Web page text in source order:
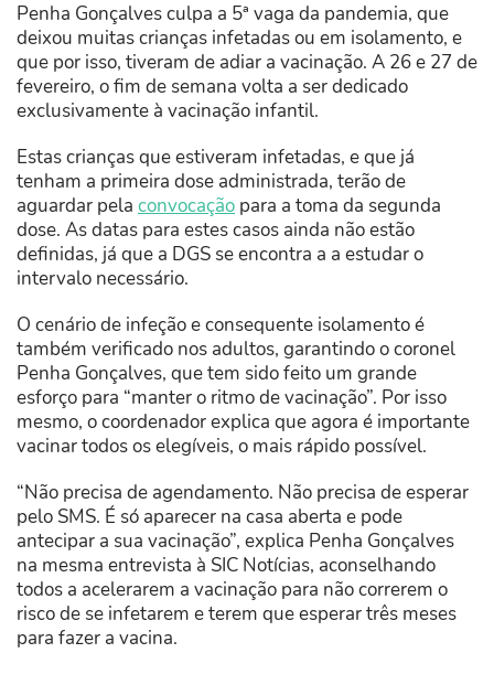
Penha Gonçalves culpa a 5ª vaga da pandemia, que
deixou muitas crianças infetadas ou em isolamento, e
que por isso, tiveram de adiar a vacinação. A 26 e 27 de
fevereiro, o fim de semana volta a ser dedicado
exclusivamente à vacinação infantil.
Estas crianças que estiveram infetadas, e que já
tenham a primeira dose administrada, terão de
aguardar pela convocação para a toma da segunda
dose. As datas para estes casos ainda não estão
definidas, já que a DGS se encontra a a estudar o
intervalo necessário.
O cenário de infeção e consequente isolamento é
também verificado nos adultos, garantindo o coronel
Penha Gonçalves, que tem sido feito um grande
esforço para “manter o ritmo de vacinação”. Por isso
mesmo, o coordenador explica que agora é importante
vacinar todos os elegíveis, o mais rápido possível.
“Não precisa de agendamento. Não precisa de esperar
pelo SMS. É só aparecer na casa aberta e pode
antecipar a sua vacinação”, explica Penha Gonçalves
na mesma entrevista à SIC Notícias, aconselhando
todos a acelerarem a vacinação para não correrem o
risco de se infetarem e terem que esperar três meses
para fazer a vacina.